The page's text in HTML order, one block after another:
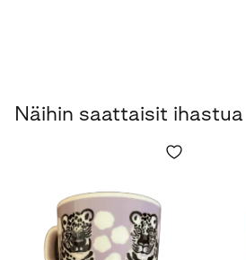
Näihin saattaisit ihastua